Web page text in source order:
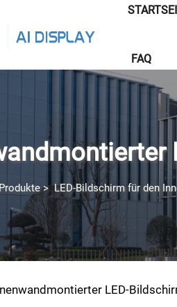
FAQ
Produkte>LED-Bildschirm für den
LED-